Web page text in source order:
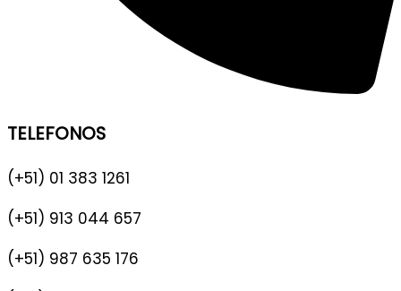
TELEFONOS
(+51) 01 383 1261
(+51) 913 044 657
(+51) 987 635 176